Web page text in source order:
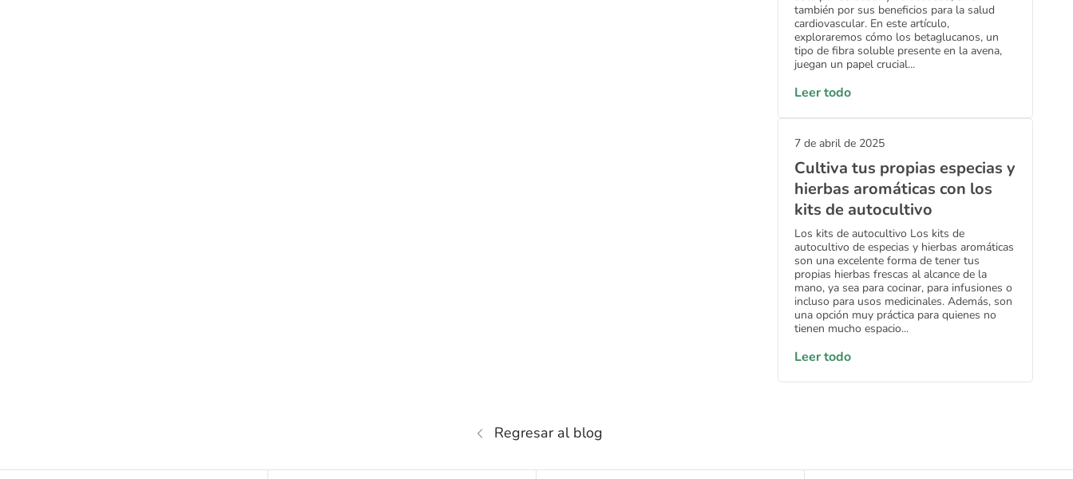
también por sus beneficios para la salud
cardiovascular. En este artículo,
exploraremos cómo los betaglucanos, un
tipo de fibra soluble presente en la avena,
juegan un papel crucial...
Leer todo
7 de abril de 2025
Cultiva tus propias especias y
hierbas aromáticas con los
kits de autocultivo
Los kits de autocultivo Los kits de
autocultivo de especias y hierbas aromáticas
son una excelente forma de tener tus
propias hierbas frescas al alcance de la
mano, ya sea para cocinar, para infusiones o
incluso para usos medicinales. Además, son
una opción muy práctica para quienes no
tienen mucho espacio...
Leer todo
Regresar al blog